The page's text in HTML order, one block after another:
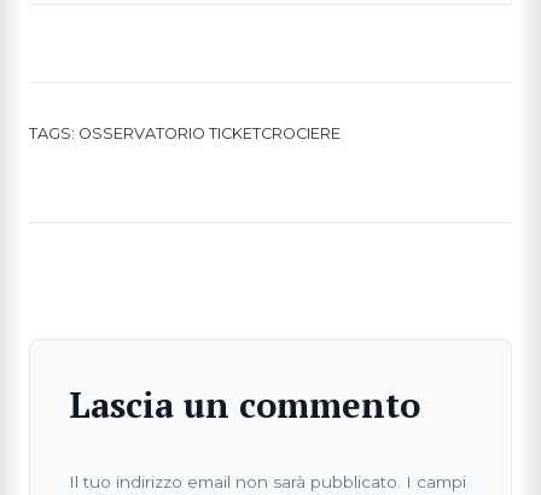
TAGS: OSSERVATORIO TICKETCROCIERE
Lascia un commento
Il tuo indirizzo email non sarà pubblicato.
I campi